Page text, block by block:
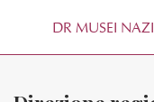
DR MUSEI